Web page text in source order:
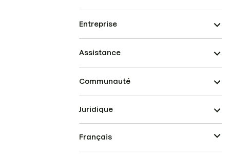
Entreprise
Assistance
Communauté
Juridique
Français